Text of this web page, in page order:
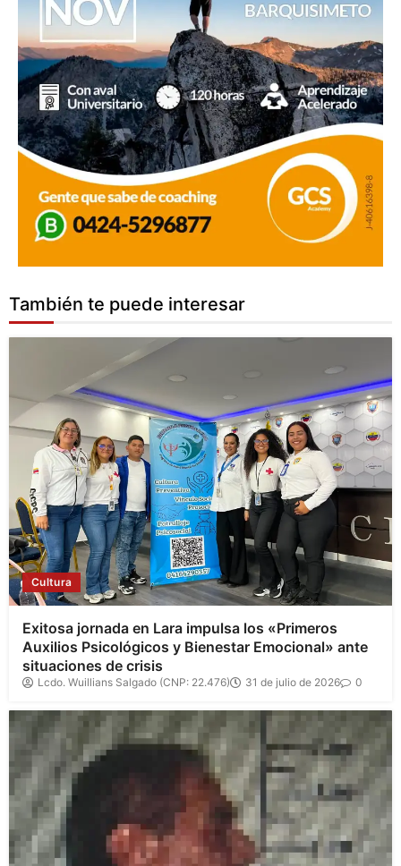
También te puede interesar
Cultura
Exitosa jornada en Lara impulsa los «Primeros
Auxilios Psicológicos y Bienestar Emocional» ante
situaciones de crisis
Lcdo. Wuillians Salgado (CNP: 22.476) 31 de julio de 2026 0